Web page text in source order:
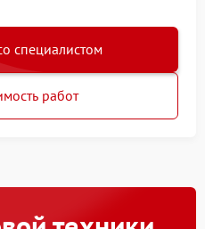
специалистом
работ